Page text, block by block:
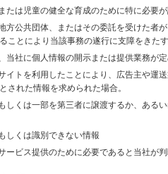
たは児童の健全な育成のために特に必要
方公共団体、またはその委託を受けた者
ことにより当該事務の遂行に支障をきた
当社に個人情報の開示または提供業務が定
イトを利用したことにより、広告主や運
された情報を求められた場合。
しくは一部を第三者に譲渡するか、ある
しくは識別できない情報
ービス提供のために必要であると当社が判